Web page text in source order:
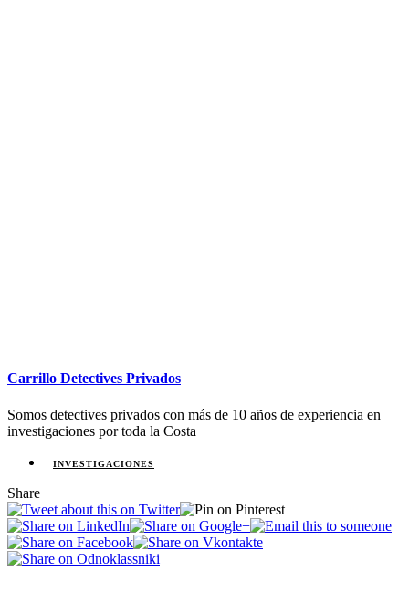
Carrillo Detectives Privados
Somos detectives privados con más de 10 años de experiencia en
investigaciones por toda la Costa
INVESTIGACIONES
Share